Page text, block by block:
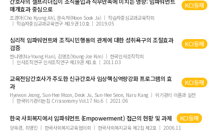
P지역 해군 군인의 건강증진행위에 영향을 미치는 요인
지식 경제 발전에 따른 근로자의 산업안전보건 분야에서의 문제점
비모수 방법에 의한 다변량 검정절차에 대한 고찰과 그 이후
미혼 여성의 자아실현, 양성평등의식과 결혼관간의 구조적 관계분석
간호 대학생의 공감 능력 및 자아 탄력성과 임상수행능력의 관계
Moderately Clipped LASSO for the Sparse High-Dimensional Logistic Regress
ion Models
연관성의 방향을 고려한 종속 요인 기반 흥미도 측도의 고찰
골프웨어 브랜드 개성과 자아 이미지 분석에 따른 포지셔닝 전략
매개효과 중심으로
KCI등재
조경아(Cho Kyung Ah), 문숙자(Moon Sook Ja)
학습자중심교과교육학회
학습자중심교과교육연구 제19권 10호
2019.05
심리적 임파워먼트와 조직시민행동의 관계에 대한 성취욕구의 조절효과
검증
KCI등재
한나영(Na-Young Han), 김영조(Young-Joe Kim)
한국인사조직학회
인사조직연구 인사조직연구 제19권 제1호
2011.03
교육전담간호사가 주도한 신규간호사 임상핵심역량강화 프로그램의 효
과
KCI등재
Hyewon Jeong, Sun-Hee Moon, Deok Ju, Sun-Hee Seon, Naru Kang
위기관리 이론과 실천
한국위기관리논집 Crisisonomy Vol.17 No.6
2021.06
한국 사회복지에서임파워먼트 (Empowerment) 접근의 현황 및 과제 KCI등재
양옥경, 최명민 한국사회복지교육협의회 한국사회복지교육 제2집 제2호 2006.11